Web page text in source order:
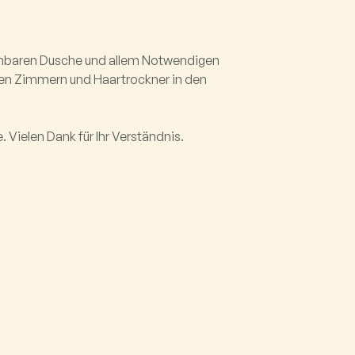
Dusche und allem Notwendigen
Zimmern und Haartrockner in den
Dank für Ihr Verständnis.